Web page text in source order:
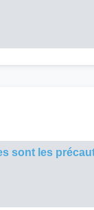
sont les